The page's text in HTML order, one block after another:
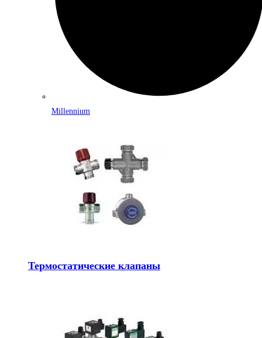
Millennium
Термостатические клапаны